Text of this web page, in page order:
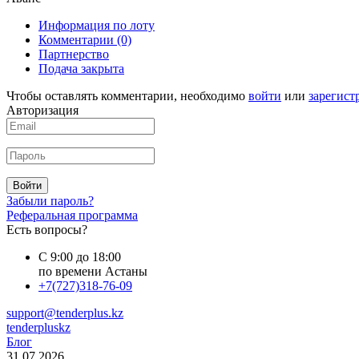
Информация по лоту
Комментарии (0)
Партнерство
Подача закрыта
Чтобы оставлять комментарии, необходимо войти или
Авторизация
Войти
Забыли пароль?
Реферальная программа
Есть вопросы?
С 9:00 до 18:00
по времени Астаны
+7(727)318-76-09
support@tenderplus.kz
tenderpluskz
Блог